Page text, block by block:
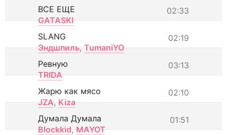
02:33
ВСЕ ЕЩЕ
GATASKI
02:19
SLANG
Эндшпиль, TumaniYO
03:13
Ревную
TRIDA
02:10
Жарю как мясо
JZA, Kiza
01:51
Думала Думала
Blockkid, MAYOT